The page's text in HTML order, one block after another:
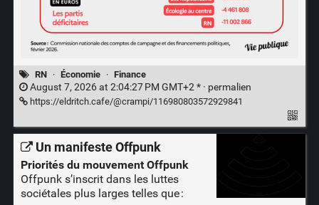
RN · Économie · Finance
August 7, 2026 at 2:04:27 PM GMT+2 * · permalien
https://eldritch.cafe/@crampi/116980803572929841
Un manifeste Offpunk
Priorités du mouvement Offpunk
Offpunk s’inscrit dans les luttes
sociétales plus larges telles que :